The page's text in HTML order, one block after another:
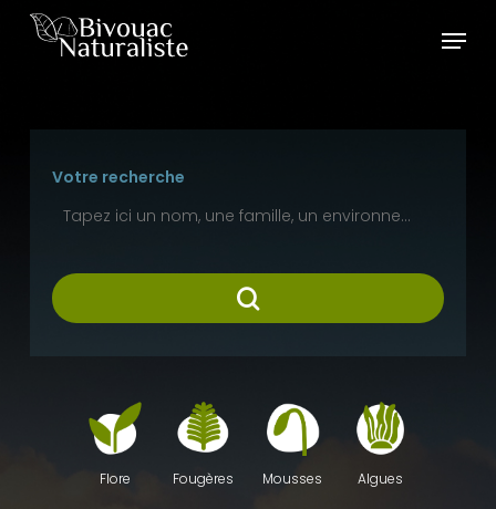
Menu
Votre recherche
Flore Fougères Mousses Algues